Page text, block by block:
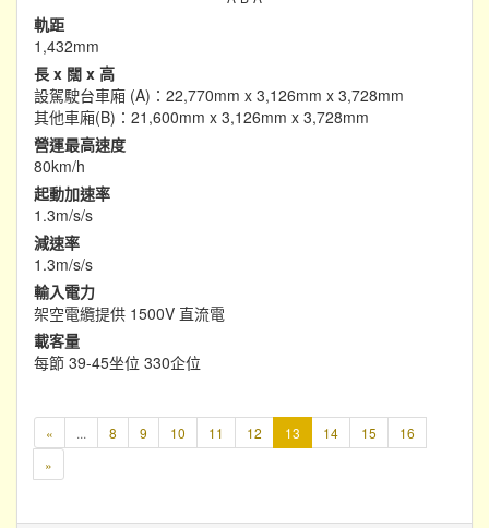
軌距
1,432mm
長 x 闊 x 高
設駕駛台車廂 (A)：22,770mm x 3,126mm x 3,728mm
其他車廂(B)：21,600mm x 3,126mm x 3,728mm
營運最高速度
80km/h
起動加速率
1.3m/s/s
減速率
1.3m/s/s
輸入電力
架空電纜提供 1500V 直流電
載客量
每節 39-45坐位 330企位
« ... 8 9 10 11 12 13
頁
14 15
16
»